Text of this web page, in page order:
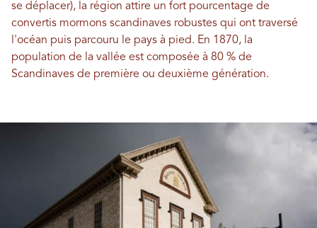
se déplacer), la région attire un fort pourcentage de
convertis mormons scandinaves robustes qui ont traversé
l'océan puis parcouru le pays à pied. En 1870, la
population de la vallée est composée à 80 % de
Scandinaves de première ou deuxième génération.